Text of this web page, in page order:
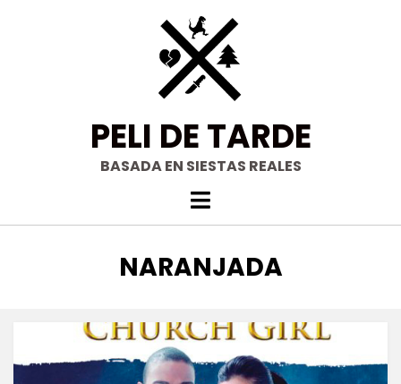
PELI DE TARDE
BASADA EN SIESTAS REALES
ETIQUETA
:
NARANJADA